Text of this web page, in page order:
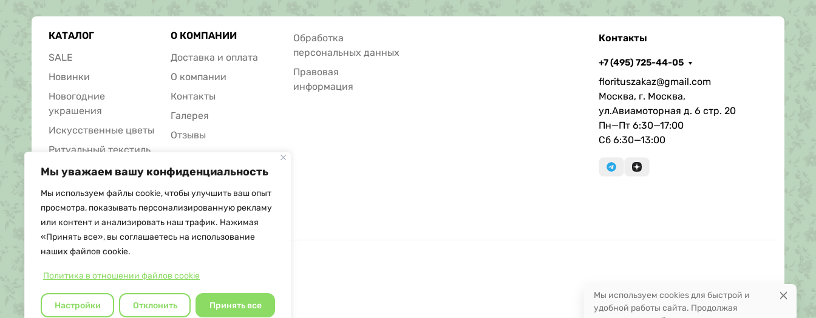
Мы уважаем вашу конфиденциальность
Мы используем файлы cookie, чтобы улучшить ваш опыт
просмотра, показывать персонализированную рекламу
или контент и анализировать наш трафик. Нажимая
«Принять все», вы соглашаетесь на использование
наших файлов cookie.
Политика в отношении файлов cookie
Настройки Отклонить Принять все
КАТАЛОГ
SALE
Новинки
Новогодние
украшения
Искусственные цветы
Ритуальный текстиль
Ритуальные товары
О КОМПАНИИ
Доставка и оплата
О компании
Контакты
Галерея
Отзывы
Обработка
персональных данных
Правовая
информация
Контакты
+7 (495) 725-44-05
florituszakaz@gmail.com
Москва, г. Москва,
ул.Авиамоторная д. 6 стр. 20
Пн—Пт 6:30—17:00
Сб 6:30—13:00
© Copyright, 2026 Floritus.com -
оптовая продажа искусственных
цветов и ритуальных
Мы используем cookies для быстрой и
удобной работы сайта. Продолжая